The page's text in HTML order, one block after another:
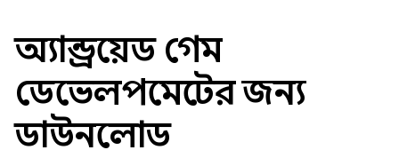
অ্যান্ড্রয়েড গেম
ডেভেলপমেন্টের জন্য
ডাউনলোড